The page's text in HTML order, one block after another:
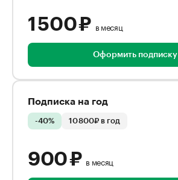
1 500 ₽ в месяц
Оформить подписку
Подписка на год
-40% 10 800₽ в год
900 ₽ в месяц